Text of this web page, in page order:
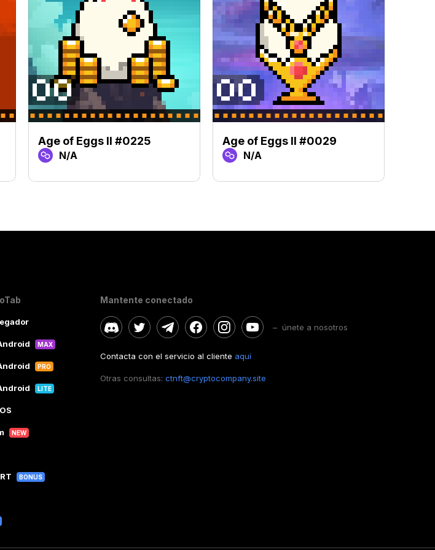
Age of Eggs II #0225
N/A
Age of Eggs II #0029
N/A
MAX
PRO
LITE
NEW
BONUS
Mantente conectado
– únete a nosotros
Contacta con el servicio al cliente aquí
Otras consultas: ctnft@cryptocompany.site